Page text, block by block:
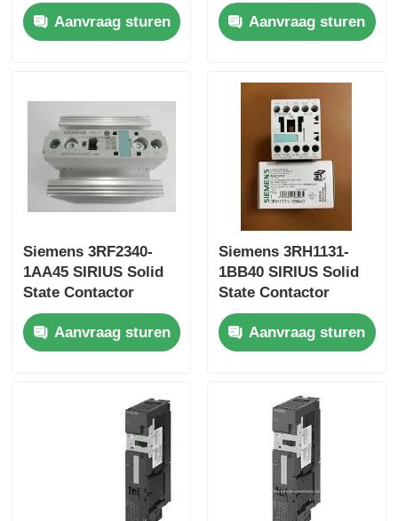
Siemens PLC-onderdelen
Yokogawa Stardom PLC
Foxboro PLC
ICS Triplex PLC
PLC van Schneider Module
Ge-Fanuc-module
prestaties
Aanvraag sturen
snelheid en 2 analoge
ingangen
Aanvraag sturen
Siemens 3RF2340-
1AA45 SIRIUS Solid
State Contactor
Aanvraag sturen
Siemens 3RH1131-
1BB40 SIRIUS Solid
State Contactor
Aanvraag sturen